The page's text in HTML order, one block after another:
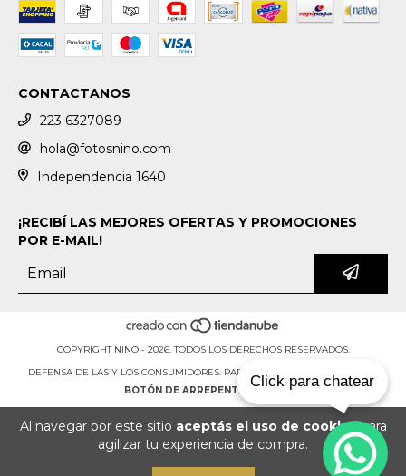
Al navegar por este sitio aceptás el uso de cookiespara
agilizar tu experiencia de compra.
CONTACTANOS
223 6327089
hola@fotosnino.com
Independencia 1640
¡RECIBÍ LAS MEJORES OFERTAS Y PROMOCIONES
POR E-MAIL!
COPYRIGHT NINO - 2026. TODOS LOS DERECHOS RESERVADOS.
DEFENSA DE LAS Y LOS CONSUMIDORES. PARA RECLAMOS
BOTÓN DE ARREPENTIMIENTO
Click para chatear